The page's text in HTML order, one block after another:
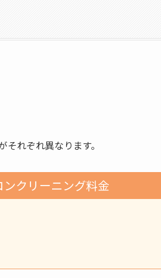
れぞれ異なります。
クリーニング料金